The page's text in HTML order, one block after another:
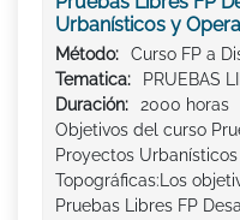
Urbanísticos y
Método:
Curso FP a
Tematica:
PRUEBAS
Duración:
2000 horas
Objetivos del curso
Proyectos
Topográficas:Los
Pruebas Libres FP